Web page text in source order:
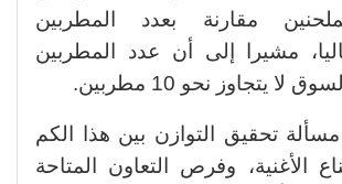
مقارنة بعدد المطربين
مشيرا إلى أن عدد المطربين
يتجاوز نحو 10 مطربين.
تحقيق التوازن بين هذا الكم
الأغنية، وفرص التعاون المتاحة